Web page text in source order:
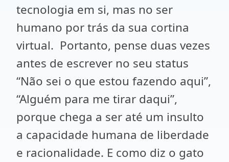
tecnologia em si, mas no ser
humano por trás da sua cortina
virtual. Portanto, pense duas vezes
antes de escrever no seu status
“Não sei o que estou fazendo aqui”,
“Alguém para me tirar daqui”,
porque chega a ser até um insulto
a capacidade humana de liberdade
e racionalidade. E como diz o gato